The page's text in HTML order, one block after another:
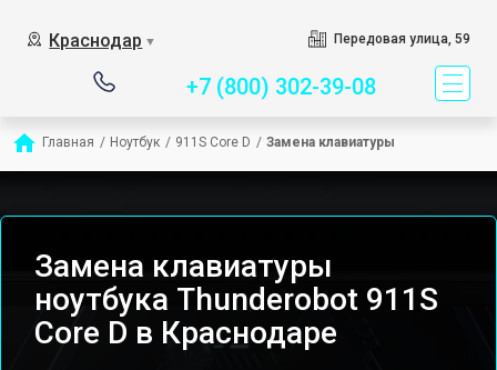
Краснодар ▼ Передовая улица, 59
+7 (800) 302-39-08
Главная / Ноутбук / 911S Core D / Замена клавиатуры
Замена клавиатуры
ноутбука Thunderobot 911S
Core D в Краснодаре